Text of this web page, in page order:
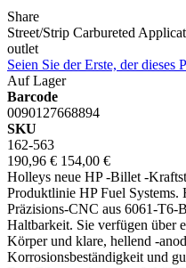
Share
Street/Strip Carbureted
outlet
Seien Sie der Erste, der dieses
Auf Lager
Barcode
0090127668894
SKU
162-563
190,96 € 154,00 €
Holleys neue HP -Billet -
Produktlinie HP Fuel
Präzisions-CNC aus 6061-
Haltbarkeit. Sie verfügen über
Körper und klare, hellend -
Korrosionsbeständigkeit und